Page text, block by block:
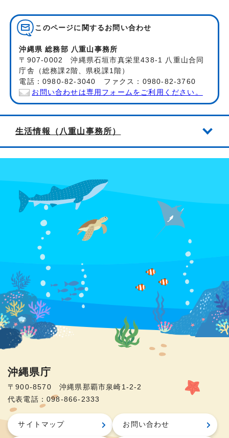
このページに関する お問い合わせ
沖縄県 総務部 八重山事務所
〒907-0002 沖縄県石垣市真栄里438-1 八重山合同
庁舎（総務課2階、県税課1階）
電話：0980-82-3040 ファクス：0980-82-3760
お問い合わせは専用フォームをご利用ください。
生活情報（八重山事務所）
沖縄県庁
〒900-8570 沖縄県那覇市泉崎1-2-2
代表電話：098-866-2333
サイトマップ お問い合わせ